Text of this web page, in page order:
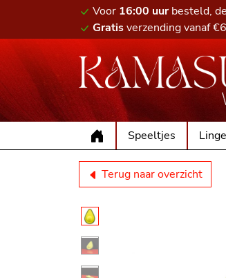
Voor 16:00 uurbesteld,
Gratisverzending vanaf
Speeltjes
Terug naar overzicht